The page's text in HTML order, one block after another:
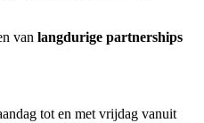
van langdurige partnerships
tot en met vrijdag vanuit